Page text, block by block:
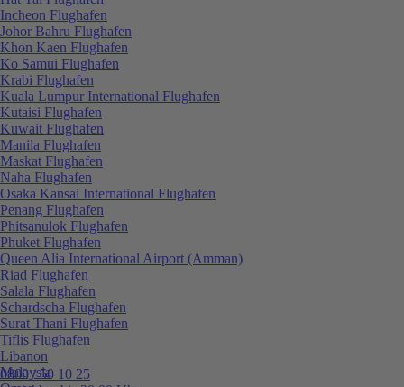
0800 / 50 10 25
Incheon Flughafen
Johor Bahru Flughafen
Khon Kaen Flughafen
Ko Samui Flughafen
Krabi Flughafen
Kuala Lumpur International Flughafen
Kutaisi Flughafen
Kuwait Flughafen
Manila Flughafen
Maskat Flughafen
Naha Flughafen
Osaka Kansai International Flughafen
Penang Flughafen
Phitsanulok Flughafen
Phuket Flughafen
Queen Alia International Airport (Amman)
Riad Flughafen
Salala Flughafen
Schardscha Flughafen
Surat Thani Flughafen
Tiflis Flughafen
Libanon
Malaysia